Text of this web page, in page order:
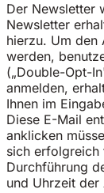
Der Newsletter
Newsletter
hierzu. Um den
werden,
(„Double-Opt-
anmelden,
Ihnen im
Diese E-Mail
anklicken
sich erfolgreich
Durchführung
und Uhrzeit der